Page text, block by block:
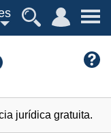
jurídica gratuita.